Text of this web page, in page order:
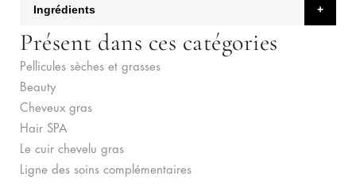
Ingrédients
Présent dans ces catégories
Pellicules sèches et grasses
Beauty
Cheveux gras
Hair SPA
Le cuir chevelu gras
Ligne des soins complémentaires